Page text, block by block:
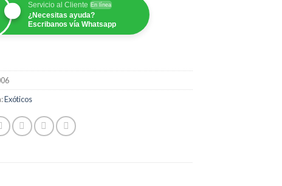
Servicio al Cliente En línea
¿Necesitas ayuda?
Escribanos vía Whatsapp
Exóticos